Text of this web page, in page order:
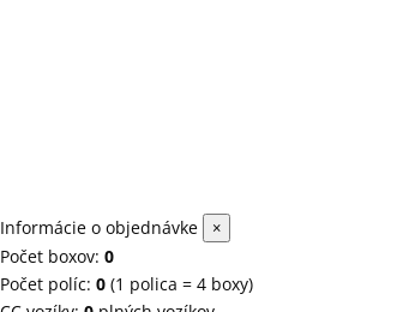
Informácie o objednávke ×
Počet boxov: 0
Počet políc: 0 (1 polica = 4 boxy)